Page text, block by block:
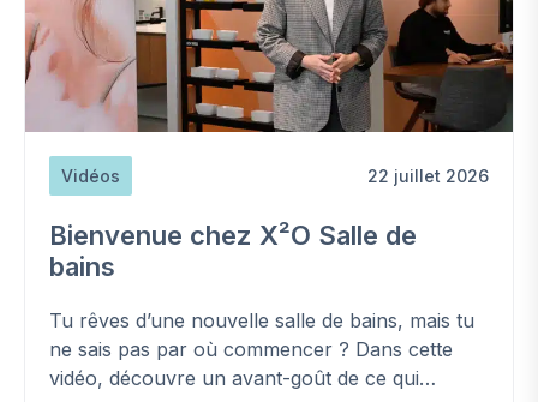
Vidéos 22 juillet 2026
Bienvenue chez X²O Salle de
bains
Tu rêves d’une nouvelle salle de bains, mais tu
ne sais pas par où commencer ? Dans cette
vidéo, découvre un avant-goût de ce qui